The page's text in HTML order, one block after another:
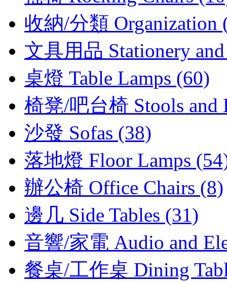
收納/分類 Organization
文具用品 Stationery
桌燈 Table Lamps (60)
椅凳/吧台椅 Stools and
沙發 Sofas (38)
落地燈 Floor Lamps
辦公椅 Office Chairs (8)
邊几 Side Tables (31)
音響/家電 Audio and
餐桌/工作桌 Dining